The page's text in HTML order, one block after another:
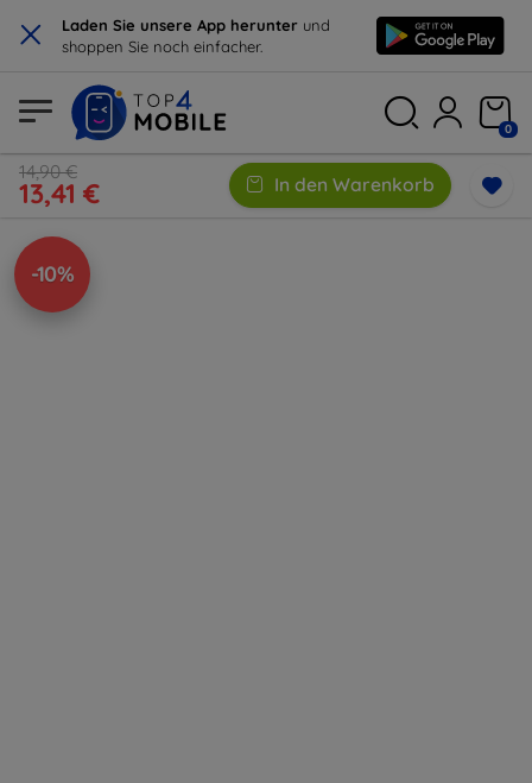
× Laden Sie unsere App herunter und
shoppen Sie noch einfacher.
0
14,90 €
13,41 € In den Warenkorb
-10%